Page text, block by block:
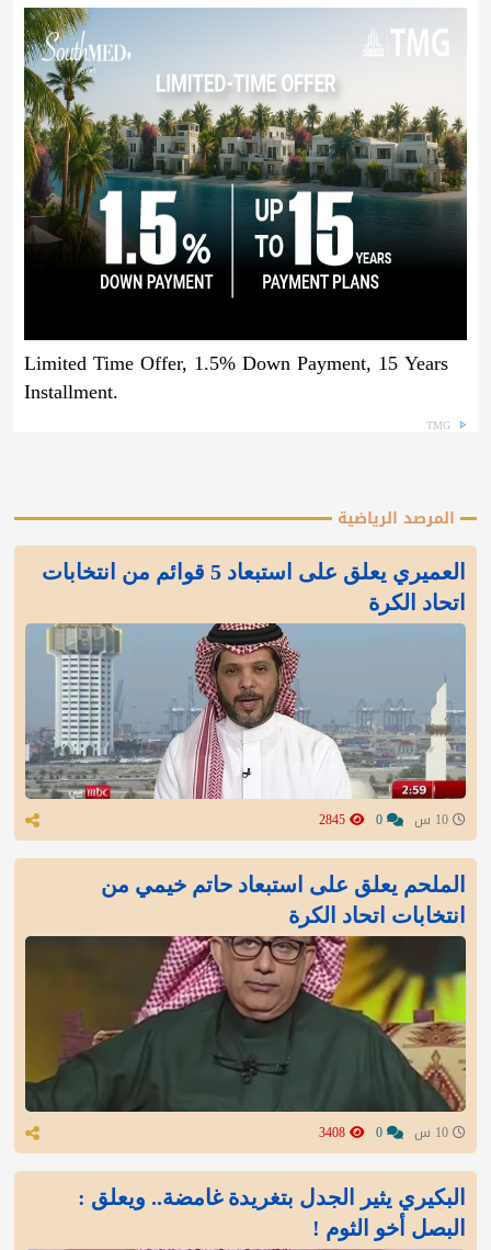
Limited Time Offer, 1.5% Down Payment, 15 Years
Installment.
TMG
المرصد الرياضية
العميري يعلق على استبعاد 5 قوائم من انتخابات
اتحاد الكرة
الملحم يعلق على استبعاد حاتم خيمي من
انتخابات اتحاد الكرة
البكيري يثير الجدل بتغريدة غامضة.. ويعلق :
البصل أخو الثوم !